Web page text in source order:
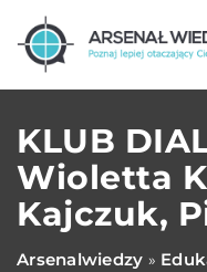
KLUB
Wioletta
Kajczuk,
Arsenalwiedzy »